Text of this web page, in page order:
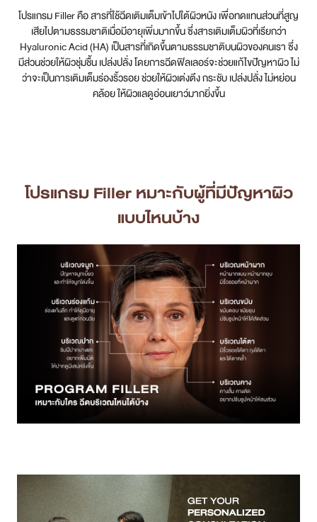
Program Skin Quality
Program Body Confidence
แพทย์ของเรา
วีดีโอรีวิว
โปรโมชั่น
รายชื่อสาขา
สาขา Siam Paragon
สาขา Stadium One
สาขา Asoke
สาขา บางนา
โปรแกรม Filler คือ สารที่ใช้ฉีดเติมเต็มเข้าไปใต้ผิวหนัง เพื่อทดแทนส่วนที่สูญ
เสียไปตามธรรมชาติเมื่อมีอายุเพิ่มมากขึ้น ซึ่งสารเติมเต็มผิวที่เรียกว่า
Hyaluronic Acid (HA) เป็นสารที่เกิดขึ้นตามธรรมชาติบนผิวของคนเรา ซึ่ง
มีส่วนช่วยให้ผิวชุ่มชื้น เปล่งปลั่ง โดยการฉีดฟิลเลอร์จะช่วยแก้ไขปัญหาผิว ไม่
ว่าจะเป็นการเติมเต็มร่องริ้วรอย ช่วยให้ผิวเต่งตึง กระชับ เปล่งปลั่ง ไม่หย่อน
คล้อย ให้ผิวแลดูอ่อนเยาว์มากยิ่งขึ้น
โปรแกรม Filler หมาะกับผู้ที่มีปัญหาผิว
แบบไหนบ้าง